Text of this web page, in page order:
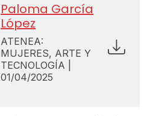
Paloma García
López
ATENEA:
MUJERES, ARTE Y
TECNOLOGÍA |
01/04/2025